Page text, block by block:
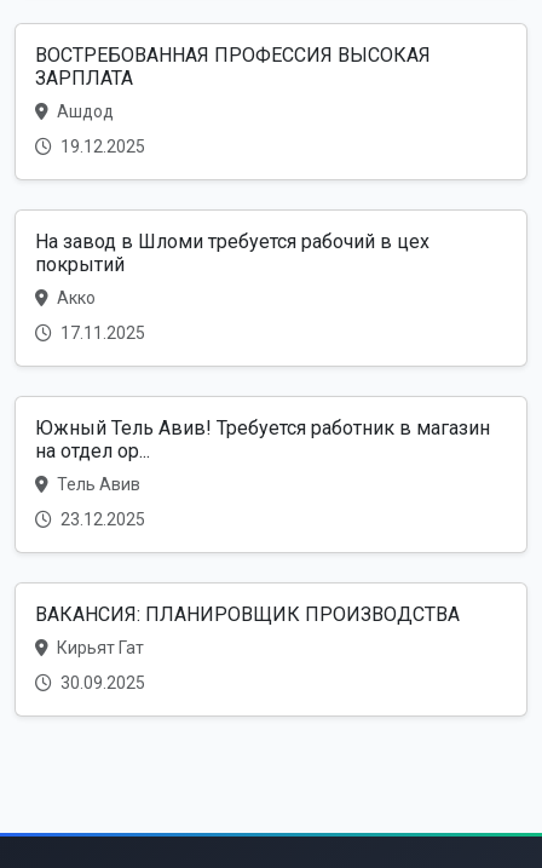
ВОСТРЕБОВАННАЯ ПРОФЕССИЯ ВЫСОКАЯ
ЗАРПЛАТА
Ашдод
19.12.2025
На завод в Шломи требуется рабочий в цех
покрытий
Акко
17.11.2025
Южный Тель Авив! Требуется работник в магазин
на отдел ор...
Тель Авив
23.12.2025
ВАКАНСИЯ: ПЛАНИРОВЩИК ПРОИЗВОДСТВА
Кирьят Гат
30.09.2025